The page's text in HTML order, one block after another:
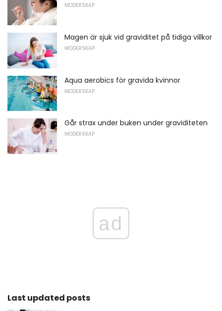
MODERSKAP
Magen är sjuk vid graviditet på tidiga villkor
MODERSKAP
Aqua aerobics för gravida kvinnor
MODERSKAP
Går strax under buken under graviditeten
MODERSKAP
ad
Last updated posts